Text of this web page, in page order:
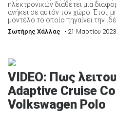
ηλεκτρονικών διαθέτει μια
ανήκει σε αυτόν τον χώρο. Έτσι,
μοντέλο το οποίο πηγαίνει την
Σωτήρης Χάλλας • 21 Μαρτίου 2023
VIDEO: Πως
Adaptive Cruise
Volkswagen Polo